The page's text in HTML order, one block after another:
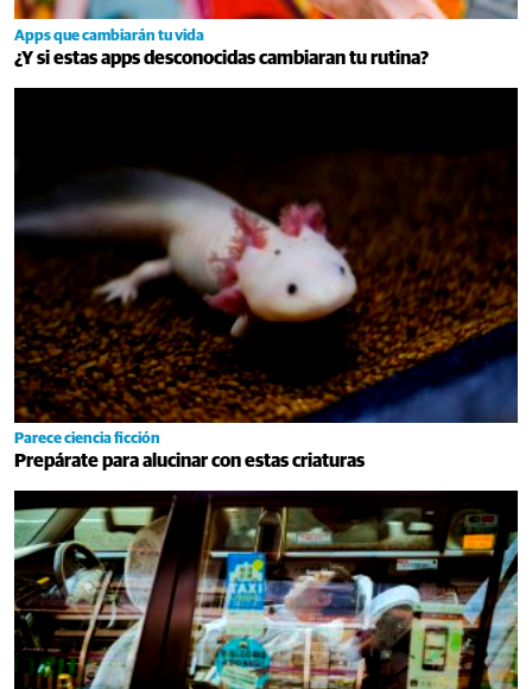
Apps que cambiarán tu vida
¿Y si estas apps desconocidas cambiaran tu rutina?
Parece ciencia ficción
Prepárate para alucinar con estas criaturas